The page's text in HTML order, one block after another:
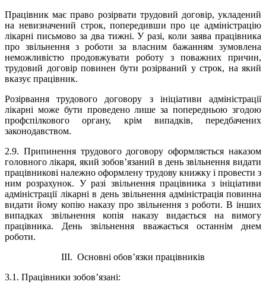
Працівник має право розірвати трудовий договір, укладений
на невизначений строк, попередивши про це адміністрацію
лікарні письмово за два тижні. У разі, коли заява працівника
про звільнення з роботи за власним бажанням зумовлена
неможливістю продовжувати роботу з поважних причин,
трудовий договір повинен бути розірваний у строк, на який
вказує працівник.
Розірвання трудового договору з ініціативи адміністрації
лікарні може бути проведено лише за попередньою згодою
профспілкового органу, крім випадків, передбачених
законодавством.
2.9. Припинення трудового договору оформляється наказом
головного лікаря, який зобов’язаний в день звільнення видати
працівникові належно оформлену трудову книжку і провести з
ним розрахунок. У разі звільнення працівника з ініціативи
адміністрації лікарні в день звільнення адміністрація повинна
видати йому копію наказу про звільнення з роботи. В інших
випадках звільнення копія наказу видається на вимогу
працівника. День звільнення вважається останнім днем
роботи.
ІІІ. Основні обов’язки працівників
3.1. Працівники зобов’язані: